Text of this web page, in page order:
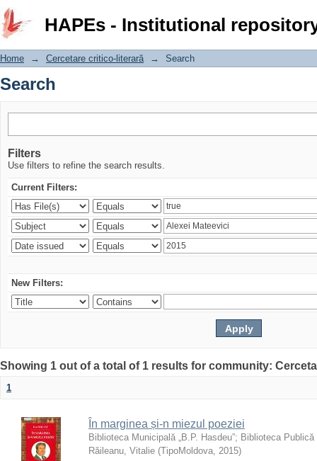
HAPEs - Institutional
Search
Home → Cercetare critico-literară → Search
Search
Filters
Use filters to refine the search results.
Current Filters:
New Filters:
Showing 1 out of a total of 1 results for community:
1
În marginea și-n miezul poeziei
Biblioteca Municipală „B.P. Hasdeu”; Biblioteca Publică
Răileanu, Vitalie (TipoMoldova, 2015)